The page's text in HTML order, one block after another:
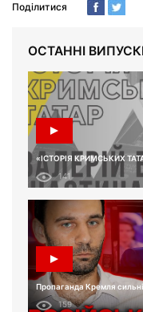
Поділитися
ОСТАННІ
«ІСТОРІЯ КРИМСЬКИХ
141
Пропаганда Кремля
159